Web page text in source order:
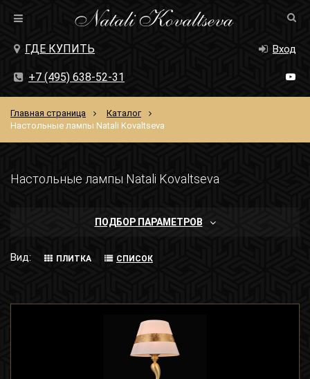
+7 (495) 638-52-31
ГДЕ КУПИТЬ Вход
Главная страница
Каталог
Настольные лампы Natali Kovaltseva
Настольные лампы Natali Kovaltseva
ПОДБОР ПАРАМЕТРОВ
Вид: ПЛИТКА СПИСОК